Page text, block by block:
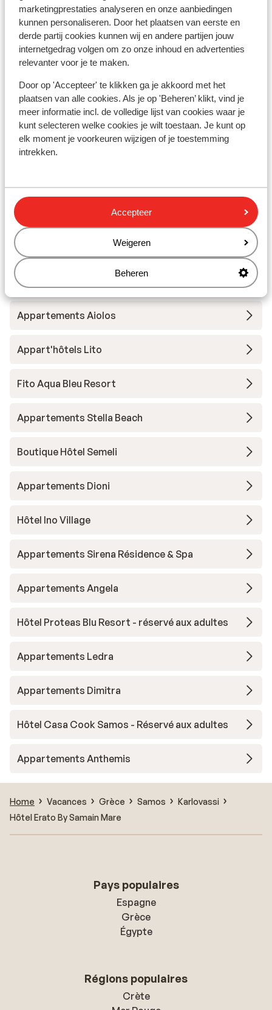
marketingprestaties analyseren en onze aanbiedingen
kunnen personaliseren. Door het plaatsen van eerste en
derde partij cookies kunnen wij en andere partijen jouw
internetgedrag volgen om zo onze inhoud en advertenties
relevanter voor je te maken.
Door op 'Accepteer' te klikken ga je akkoord met het
plaatsen van alle cookies. Als je op 'Beheren’ klikt, vind je
meer informatie incl. de volledige lijst van cookies waar je
kunt selecteren welke cookies je wilt toestaan. Je kunt op
elk moment je voorkeuren wijzigen of je toestemming
intrekken.
Accepteer
Weigeren
Beheren
(gratuit) )
Distance du centre-ville: environ 3000 mètres
La distance de la vieille ville environ 1500 mètres
Distance jusqu'à Barstreet environ 300 mètres
Distance de l'aéroport environ 38 kilomètres
Distance jusqu'au distributeur d'argent environ
300 mètres
Distance aux magasins les plus proches environ
300 mètres
Distance à la supérette la plus proche environ 100
mètres
Distance à la pharmacie la plus proche environ 2
Autres hébergements - Samos
Appartementen Le Jardin
Appartements Aiolos
Appart'hôtels Lito
Fito Aqua Bleu Resort
Appartements Stella Beach
Boutique Hôtel Semeli
Appartements Dioni
Hôtel Ino Village
Appartements Sirena Résidence & Spa
Appartements Angela
Hôtel Proteas Blu Resort - réservé aux adultes
Appartements Ledra
Appartements Dimitra
Hôtel Casa Cook Samos - Réservé aux adultes
Appartements Anthemis
Home Vacances Grèce Samos
Karlovassi
Hôtel Erato By Samain Mare
Pays populaires
Espagne
Grèce
Égypte
Régions populaires
Crète